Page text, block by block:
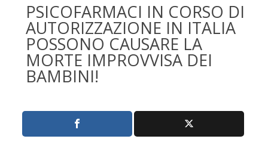
PSICOFARMACI IN CORSO DI
AUTORIZZAZIONE IN ITALIA
POSSONO CAUSARE LA
MORTE IMPROVVISA DEI
BAMBINI!